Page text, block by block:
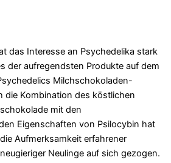
das Interesse an Psychedelika stark
der aufregendsten Produkte auf dem
Milchschokoladen-
die Kombination des köstlichen
mit den
Eigenschaften von Psilocybin hat
Aufmerksamkeit erfahrener
Neulinge auf sich gezogen.